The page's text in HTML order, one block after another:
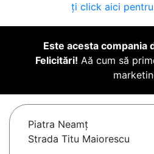
ți click aici
Este acesta compania
Felicitări! Aă cum să
Piatra Neamţ
Strada Titu Maiorescu